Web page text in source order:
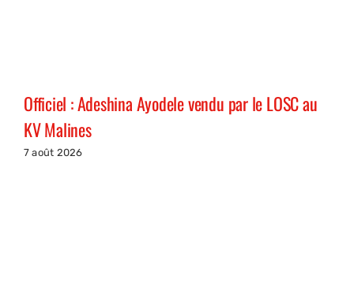
Officiel : Adeshina Ayodele vendu par le LOSC au
KV Malines
7 août 2026